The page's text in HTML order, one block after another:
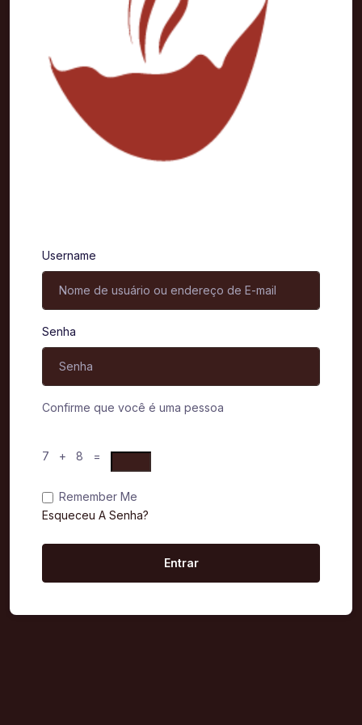
Username
Senha
Confirme que você é uma pessoa
7 + 8 =
Remember Me
Esqueceu A Senha?
Entrar